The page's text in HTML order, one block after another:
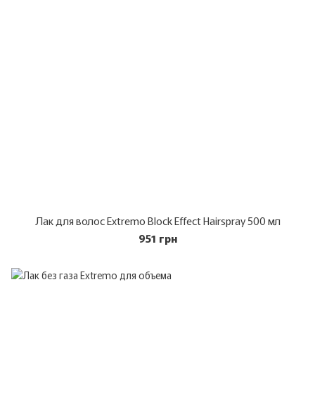
Лак для волос Extremo Block Effect Hairspray 500 мл
951 грн